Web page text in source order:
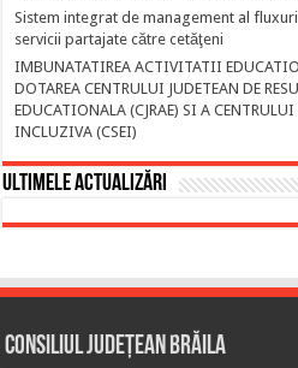
Sistem integrat de management al
servicii partajate către cetăţeni
IMBUNATATIREA ACTIVITATII
DOTAREA CENTRULUI JUDETEAN DE
EDUCATIONALA (CJRAE) SI A
INCLUZIVA (CSEI)
Ultimele actualizări
Consiliul Județean Brăila